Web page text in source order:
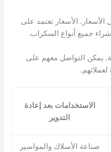
الأسعار تعتمد على
جميع أنواع السكراب.
يمكن التواصل معهم على
الاستخدامات بعد إعادة
التدوير
صناعة الأسلاك والمواسير